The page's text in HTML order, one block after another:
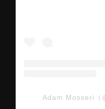
Adam Mosseri（